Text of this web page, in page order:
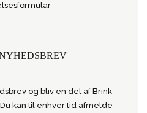
og bliv en del af Brink
kan til enhver tid afmelde